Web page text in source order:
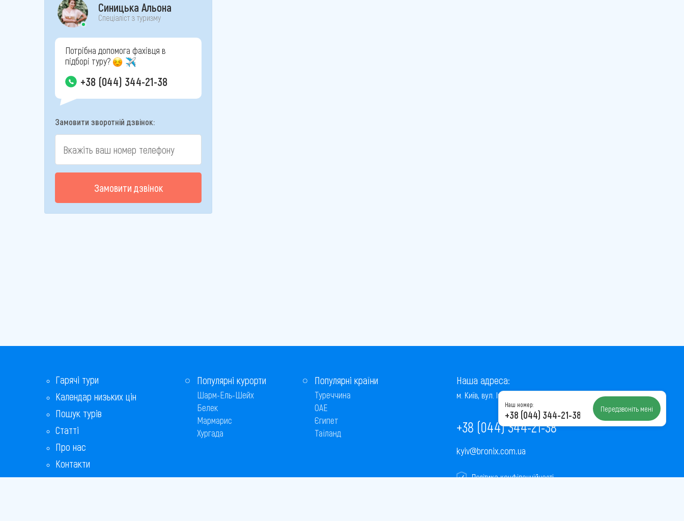
Синицька Альона
Спеціаліст з туризму
Потрібна допомога фахівця в
підборі туру?
+38 (044) 344-21-38
Замовити зворотній дзвінок:
Замовити дзвінок
Гарячі тури
Календар низьких цін
Пошук турів
Статті
Про нас
Контакти
Бонусна програма
Популярні курорти
Шарм-Ель-Шейх
Белек
Мармарис
Хургада
Популярні країни
Туреччина
ОАЕ
Єгипет
Таїланд
Наша адреса:
м. Київ, вул. Інститутська, 22/7, оф. 41
+38 (044) 344-21-38
kyiv@bronix.com.ua
Політика конфіденційності
Наш номер:
+38 (044) 344-21-38 Передзвоніть мені